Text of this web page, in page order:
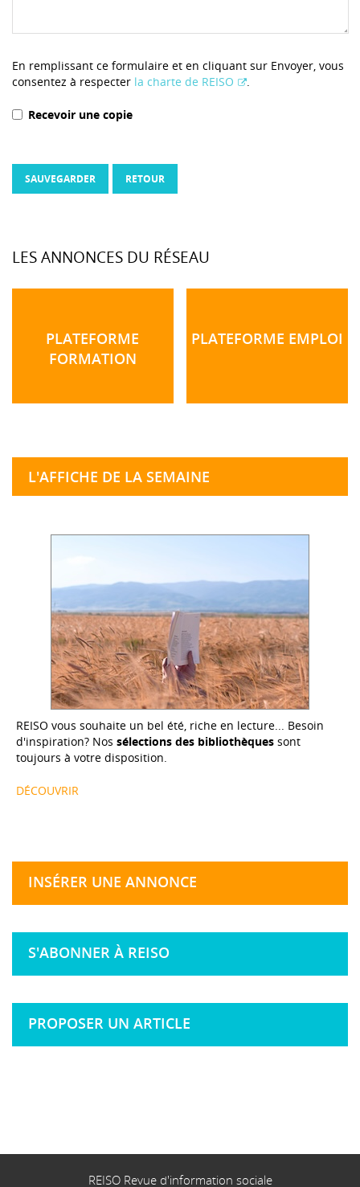
En remplissant ce formulaire et en cliquant sur Envoyer, vous
consentez à respecter la charte de REISO .
Recevoir une copie
SAUVEGARDER RETOUR
LES ANNONCES DU RÉSEAU
PLATEFORME
FORMATION
PLATEFORME EMPLOI
L'AFFICHE DE LA SEMAINE
REISO vous souhaite un bel été, riche en lecture... Besoin
d'inspiration? Nos sélections des bibliothèques sont
toujours à votre disposition.
DÉCOUVRIR
INSÉRER UNE ANNONCE
S'ABONNER À REISO
PROPOSER UN ARTICLE
REISO Revue d'information sociale